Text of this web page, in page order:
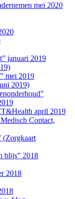
mei 2020
januari 2019
mei 2019
2019)
april 2019
Contact,
(Zorgkaart
blijs” 2018
2018